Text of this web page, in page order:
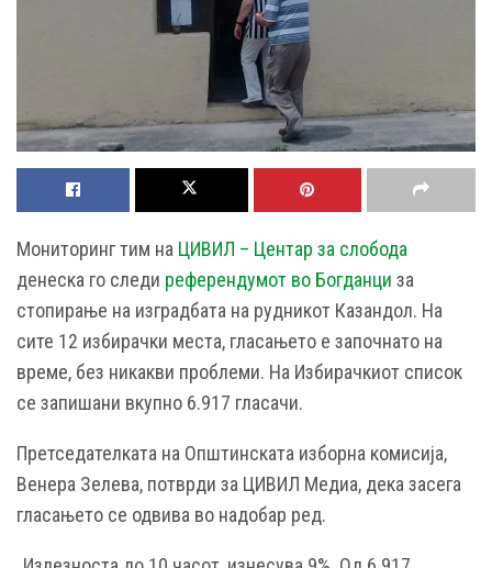
Мониторинг тим на ЦИВИЛ – Центар за слобода
денеска го следи референдумот во Богданци за
стопирање на изградбата на рудникот Казандол. На
сите 12 избирачки места, гласањето е започнато на
време, без никакви проблеми. На Избирачкиот список
се запишани вкупно 6.917 гласачи.
Претседателката на Општинската изборна комисија,
Венера Зелева, потврди за ЦИВИЛ Медиа, дека засега
гласањето се одвива во надобар ред.